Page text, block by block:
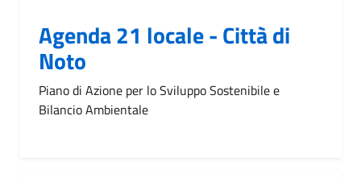
Agenda 21 locale - Città di
Noto
Piano di Azione per lo Sviluppo Sostenibile e
Bilancio Ambientale